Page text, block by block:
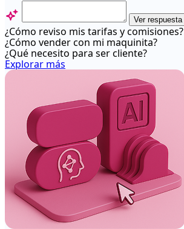
Ver respuesta
¿Cómo reviso mis tarifas y comisiones?
¿Cómo vender con mi maquinita?
¿Qué necesito para ser cliente?
Explorar más